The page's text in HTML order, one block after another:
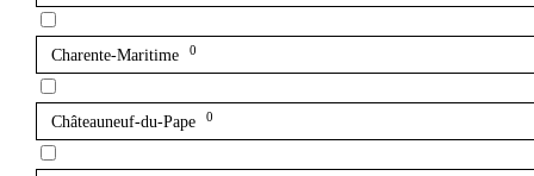
Charente-Maritime 0
Châteauneuf-du-Pape 0